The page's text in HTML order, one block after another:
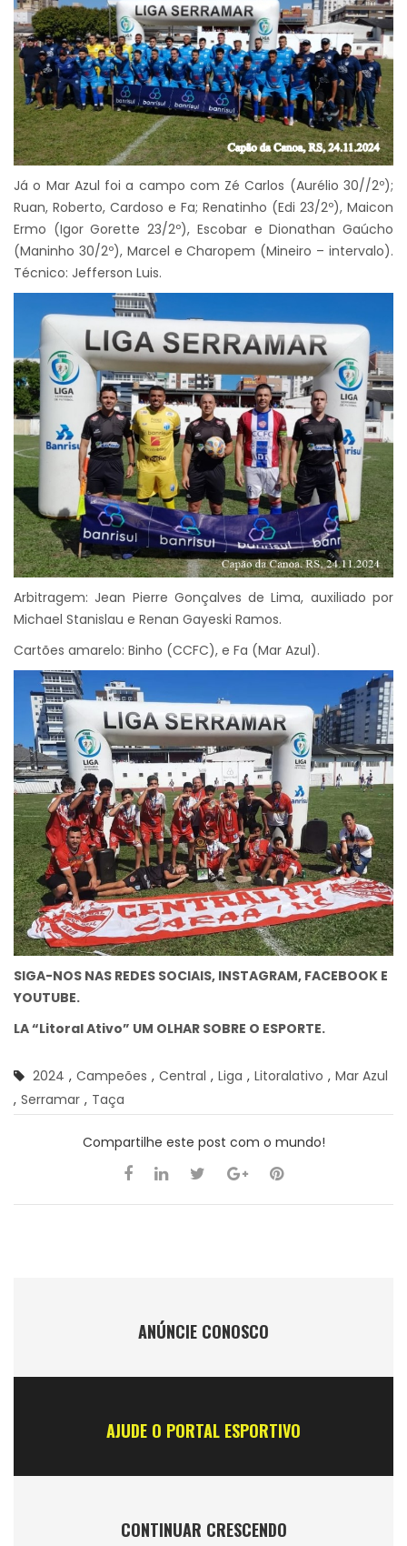
Já o Mar Azul foi a campo com Zé Carlos (Aurélio 30//2º);
Ruan, Roberto, Cardoso e Fa; Renatinho (Edi 23/2º), Maicon
Ermo (Igor Gorette 23/2º), Escobar e Dionathan Gaúcho
(Maninho 30/2º), Marcel e Charopem (Mineiro – intervalo).
Técnico: Jefferson Luis.
Arbitragem: Jean Pierre Gonçalves de Lima, auxiliado por
Michael Stanislau e Renan Gayeski Ramos.
Cartões amarelo: Binho (CCFC), e Fa (Mar Azul).
SIGA-NOS NAS REDES SOCIAIS, INSTAGRAM, FACEBOOK E
YOUTUBE.
LA “Litoral Ativo” UM OLHAR SOBRE O ESPORTE.
2024 , Campeões , Central , Liga , Litoralativo , Mar Azul
, Serramar , Taça
Compartilhe este post com o mundo!
ANÚNCIE CONOSCO
AJUDE O PORTAL ESPORTIVO
CONTINUAR CRESCENDO